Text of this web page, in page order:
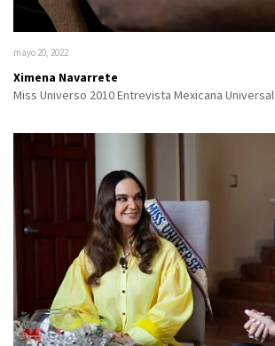
mayo 20, 2022
Ximena Navarrete
Miss Universo 2010 Entrevista Mexicana Universal